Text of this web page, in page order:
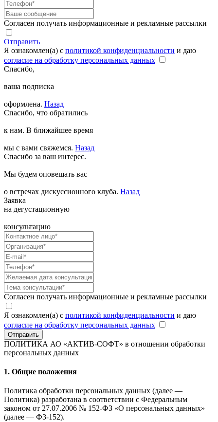
Согласен получать информационные и рекламные рассылки
Отправить
Я ознакомлен(а) с политикой конфиденциальности и даю
согласие на обработку персональных данных
Спасибо,
ваша подписка
оформлена. Назад
Спасибо, что обратились
к нам. В ближайшее время
мы с вами свяжемся. Назад
Спасибо за ваш интерес.
Мы будем оповещать вас
о встречах дискуссионного клуба. Назад
Заявка
на дегустационную
консультацию
Согласен получать информационные и рекламные рассылки
Я ознакомлен(а) с политикой конфиденциальности и даю
согласие на обработку персональных данных
Отправить
ПОЛИТИКА АО «АКТИВ-СОФТ» в отношении обработки
персональных данных
1. Общие положения
Политика обработки персональных данных (далее —
Политика) разработана в соответствии с Федеральным
законом от 27.07.2006 № 152-ФЗ «О персональных данных»
(далее — ФЗ-152).